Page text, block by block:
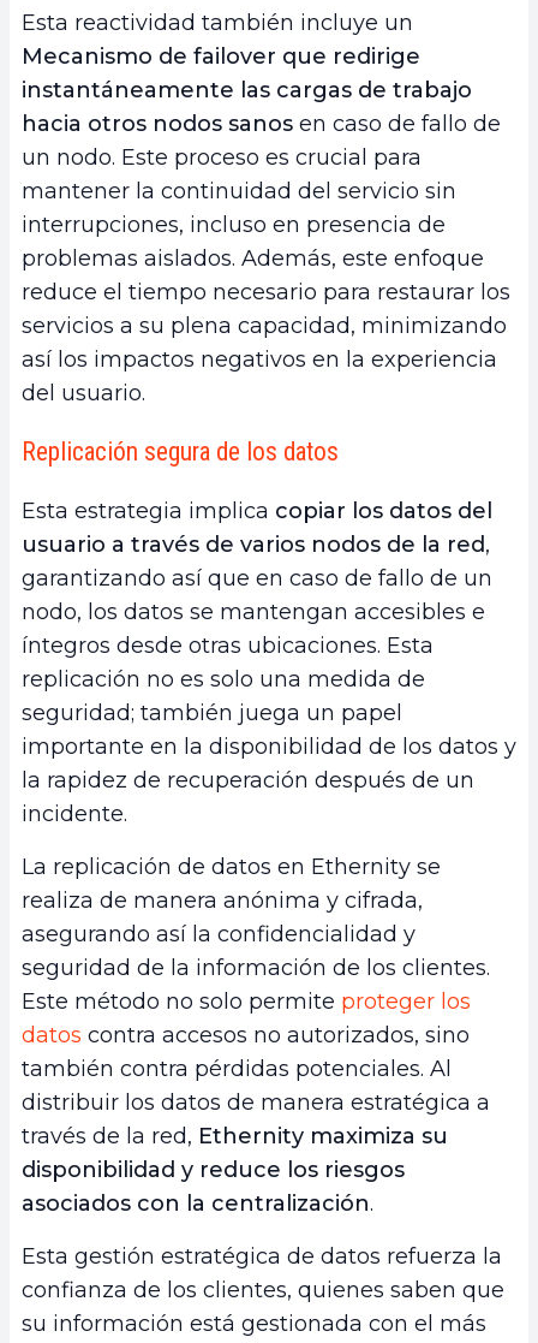
Esta reactividad también incluye un
Mecanismo de failover que redirige
instantáneamente las cargas de trabajo
hacia otros nodos sanos en caso de fallo de
un nodo. Este proceso es crucial para
mantener la continuidad del servicio sin
interrupciones, incluso en presencia de
problemas aislados. Además, este enfoque
reduce el tiempo necesario para restaurar los
servicios a su plena capacidad, minimizando
así los impactos negativos en la experiencia
del usuario.
Replicación segura de los datos
Esta estrategia implica copiar los datos del
usuario a través de varios nodos de la red,
garantizando así que en caso de fallo de un
nodo, los datos se mantengan accesibles e
íntegros desde otras ubicaciones. Esta
replicación no es solo una medida de
seguridad; también juega un papel
importante en la disponibilidad de los datos y
la rapidez de recuperación después de un
incidente.
La replicación de datos en Ethernity se
realiza de manera anónima y cifrada,
asegurando así la confidencialidad y
seguridad de la información de los clientes.
Este método no solo permite proteger los
datos contra accesos no autorizados, sino
también contra pérdidas potenciales. Al
distribuir los datos de manera estratégica a
través de la red, Ethernity maximiza su
disponibilidad y reduce los riesgos
asociados con la centralización.
Esta gestión estratégica de datos refuerza la
confianza de los clientes, quienes saben que
su información está gestionada con el más